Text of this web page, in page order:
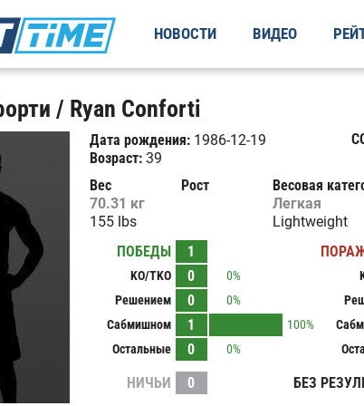
НОВОСТИ ВИДЕО
/ Ryan Conforti
Дата рождения:1986-12-19
Возраст:39
Вес
70.31 кг
155 lbs
Рост
Весовая
Легкая
Lightweight
ПОБЕДЫ
1
KO/TKO 0
0%
Решением
0
0%
Сабмишном
1
100%
Остальные
0 0%
НИЧЬИ 0 БЕЗ